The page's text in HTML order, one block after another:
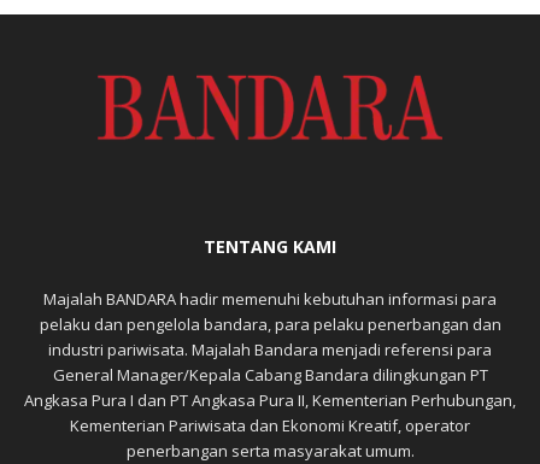
TENTANG KAMI
Majalah BANDARA hadir memenuhi kebutuhan informasi para
pelaku dan pengelola bandara, para pelaku penerbangan dan
industri pariwisata. Majalah Bandara menjadi referensi para
General Manager/Kepala Cabang Bandara dilingkungan PT
Angkasa Pura I dan PT Angkasa Pura II, Kementerian Perhubungan,
Kementerian Pariwisata dan Ekonomi Kreatif, operator
penerbangan serta masyarakat umum.